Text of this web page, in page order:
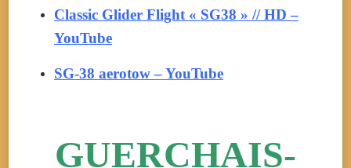
Classic Glider Flight « SG38 » // HD –
YouTube
SG-38 aerotow – YouTube
GUERCHAIS-